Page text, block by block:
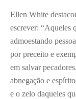
Ellen White
escrever: “Aqueles
admoestando
por preceito e
em salvar
abnegação e
e o zelo daqueles